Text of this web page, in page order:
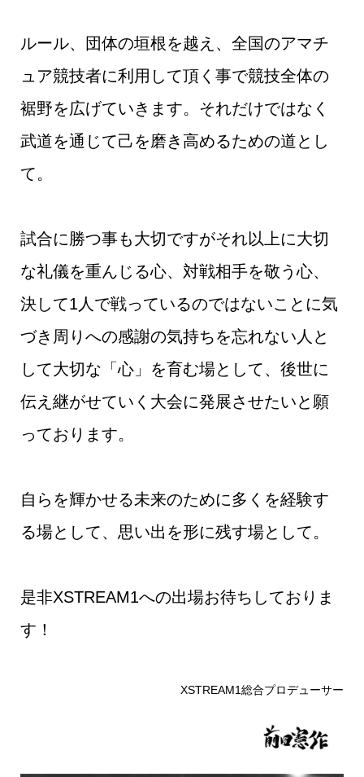
ルール、団体の垣根を越え、全国のアマチ
ュア競技者に利用して頂く事で競技全体の
裾野を広げていきます。それだけではなく
武道を通じて己を磨き高めるための道とし
て。
試合に勝つ事も大切ですがそれ以上に大切
な礼儀を重んじる心、対戦相手を敬う心、
決して1人で戦っているのではないことに気
づき周りへの感謝の気持ちを忘れない人と
して大切な「心」を育む場として、後世に
伝え継がせていく大会に発展させたいと願
っております。
自らを輝かせる未来のために多くを経験す
る場として、思い出を形に残す場として。
是非XSTREAM1への出場お待ちしておりま
す！
XSTREAM1総合プロデューサー